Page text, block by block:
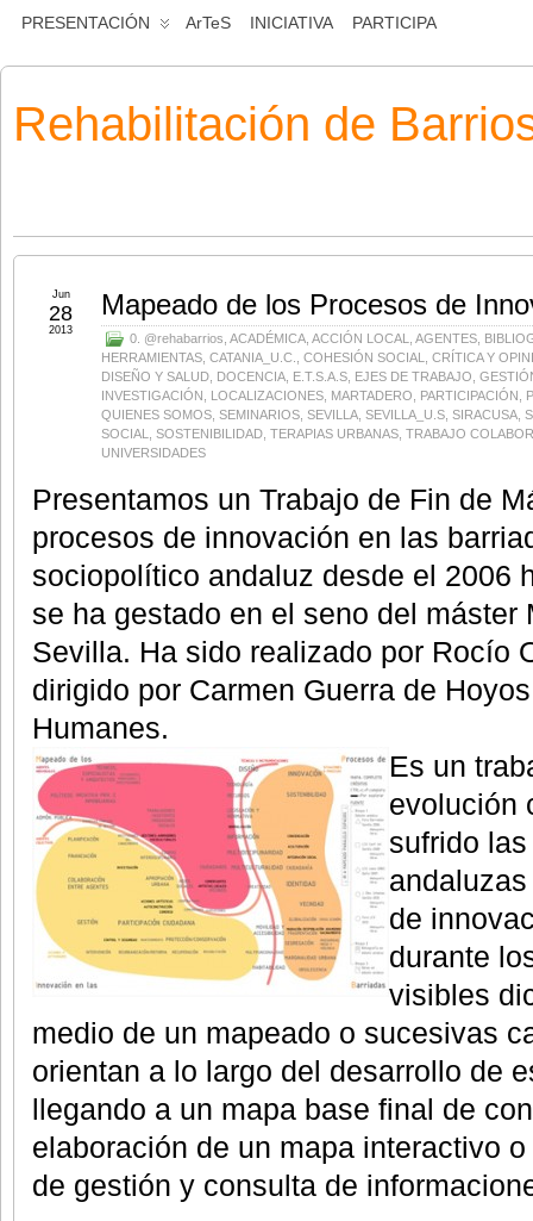
PRESENTACIÓN ArTeS INICIATIVA PARTICIPA
Rehabilitación de
Mapeado de los Procesos de
0. @rehabarrios ACADÉMICA ACCIÓN LOCAL AGENTES
HERRAMIENTAS CATANIA_U.C. COHESIÓN SOCIAL
CRÍTICA Y
DISEÑO Y SALUD DOCENCIA E.T.S.A.S EJES DE TRABAJO
INVESTIGACIÓN
LOCALIZACIONES MARTADERO PARTICIPACIÓN
QUIENES SOMOS SEMINARIOS SEVILLA SEVILLA_U.S SIRACUSA
SOCIAL
SOSTENIBILIDAD TERAPIAS URBANAS TRABAJO
UNIVERSIDADES
Jun
28
2013
Presentamos un Trabajo de Fin de
procesos de innovación en las
sociopolítico andaluz desde el 2006
se ha gestado en el seno del máster
Sevilla. Ha sido realizado por Rocío
dirigido por Carmen Guerra de
Humanes.
Es un
evolución
sufrido
de
durante
visibles
medio de un mapeado o sucesivas
orientan a lo largo del desarrollo de
llegando a un mapa base final de
elaboración de un mapa interactivo
de gestión y consulta de